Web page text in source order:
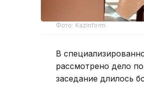
Фото: Kazinform
В
рассмотрено дело
заседание длилось